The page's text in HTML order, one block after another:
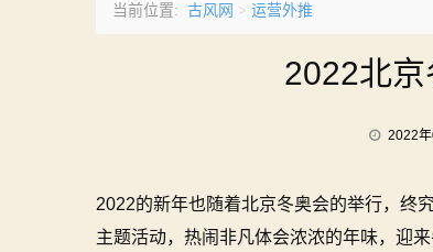
当前位置: 古风网 > 运营外推
2022北
2022
2022的新年也随着北京冬奥会的举行，终
主题活动，热闹非凡体会浓浓的年味，迎